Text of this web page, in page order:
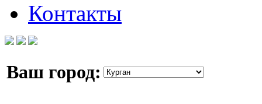
Контакты
Ваш город: